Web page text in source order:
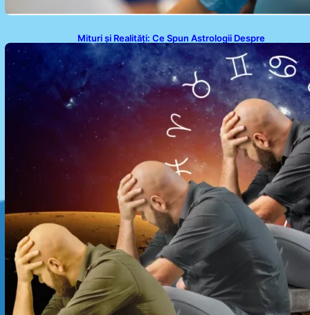
Mituri și Realități: Ce Spun Astrologii Despre
Sufletele Bătrâne și Lunile de Naștere